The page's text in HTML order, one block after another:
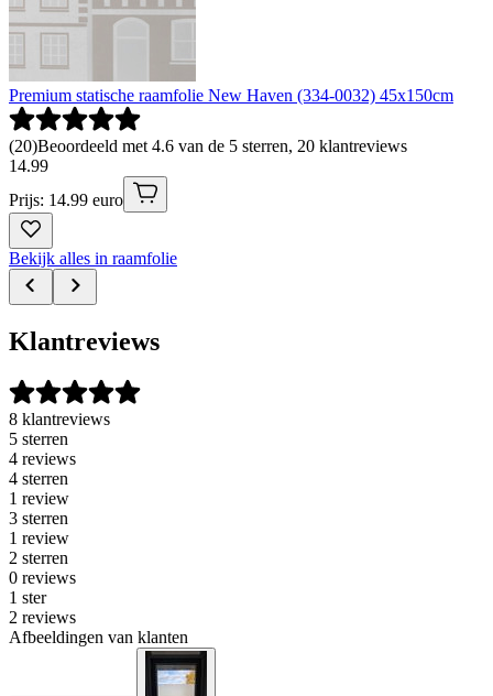
Premium statische raamfolie New Haven (334-0032) 45x150cm
(20)Beoordeeld met 4.6 van de 5 sterren, 20 klantreviews
14.99
Prijs: 14.99 euro
Bekijk alles in raamfolie
Klantreviews
8 klantreviews
5 sterren
4 reviews
4 sterren
1 review
3 sterren
1 review
2 sterren
0 reviews
1 ster
2 reviews
Afbeeldingen van klanten